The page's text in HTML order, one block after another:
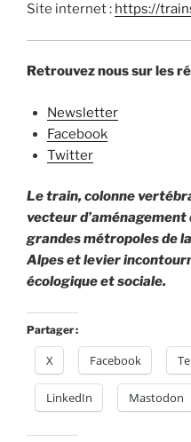
Site internet : https://
Retrouvez nous sur les
Newsletter
Facebook
Twitter
Le train, colonne
vecteur
grandes métropoles de
Alpes et levier
écologique et sociale.
Partager :
X Facebook
LinkedIn Mastodon